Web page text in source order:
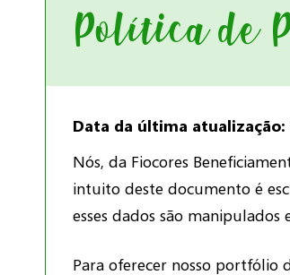
Política de
Data da última atualização:
Nós, da Fiocores
intuito deste documento é
esses dados são manipulados
Para oferecer nosso portfólio